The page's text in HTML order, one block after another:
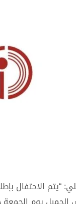
“يتم الاحتفال